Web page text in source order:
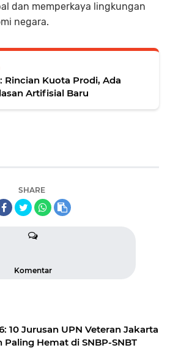
dan memperkaya lingkungan
negara.
Rincian Kuota Prodi, Ada
Artifisial Baru
SHARE
Komentar
10 Jurusan UPN Veteran Jakarta
Hemat di SNBP-SNBT